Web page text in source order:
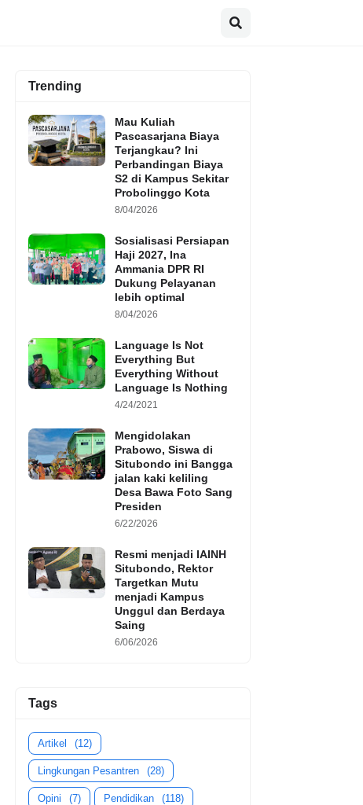
Trending
Mau Kuliah
Pascasarjana Biaya
Terjangkau? Ini
Perbandingan Biaya
S2 di Kampus Sekitar
Probolinggo Kota
8/04/2026
Sosialisasi Persiapan
Haji 2027, Ina
Ammania DPR RI
Dukung Pelayanan
lebih optimal
8/04/2026
Language Is Not
Everything But
Everything Without
Language Is Nothing
4/24/2021
Mengidolakan
Prabowo, Siswa di
Situbondo ini Bangga
jalan kaki keliling
Desa Bawa Foto Sang
Presiden
6/22/2026
Resmi menjadi IAINH
Situbondo, Rektor
Targetkan Mutu
menjadi Kampus
Unggul dan Berdaya
Saing
6/06/2026
Tags
Artikel (12)
Lingkungan Pesantren (28)
Opini (7) Pendidikan (118)